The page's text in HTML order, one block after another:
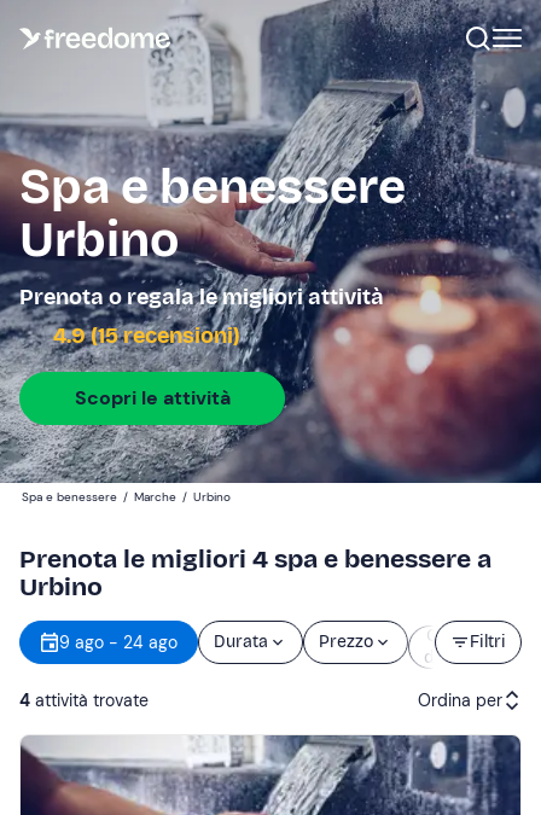
Spa e benessere
Urbino
Prenota o regala le migliori attività
4.9 (15 recensioni)
Scopri le attività
Spa e benessere / Marche / Urbino
Prenota le migliori 4 spa e benessere a
Urbino
Filtri
9 ago - 24 ago Durata Prezzo
Orario
d’inizio
4 attività trovate Ordina per
Attività consigliate